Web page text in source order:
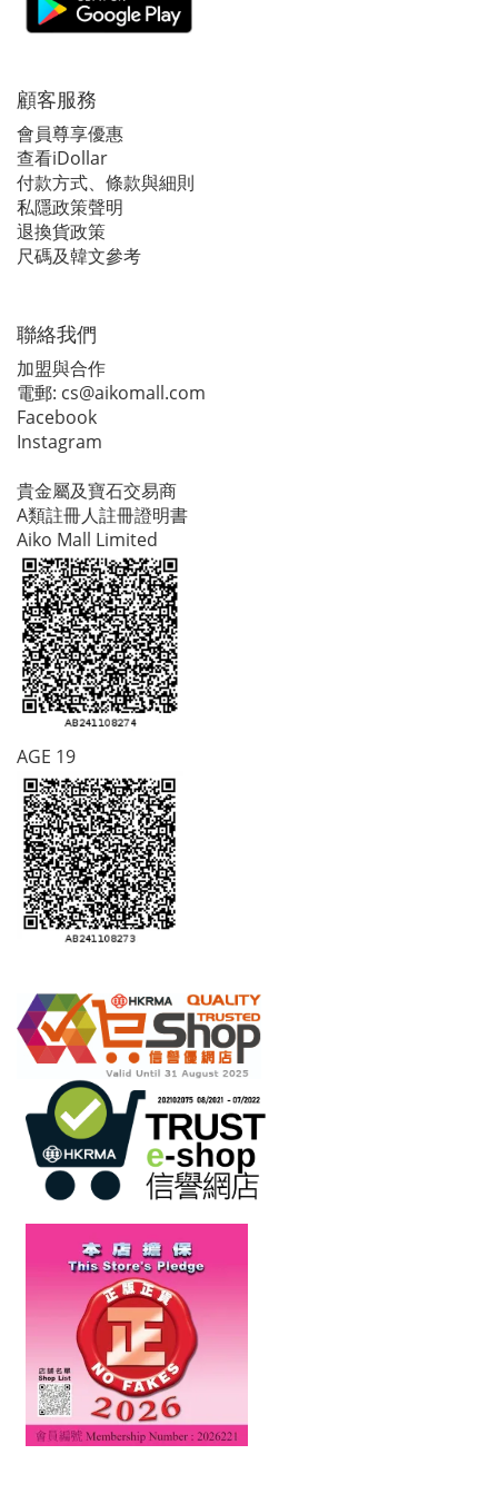
顧客服務
會員尊享優惠
查看iDollar
付款方式、條款與細則
私隱政策聲明
退換貨政策
尺碼及韓文參考
聯絡我們
加盟與合作
電郵: cs@aikomall.com
Facebook
Instagram
貴金屬及寶石交易商
A類註冊人註冊證明書
Aiko Mall Limited
AGE 19